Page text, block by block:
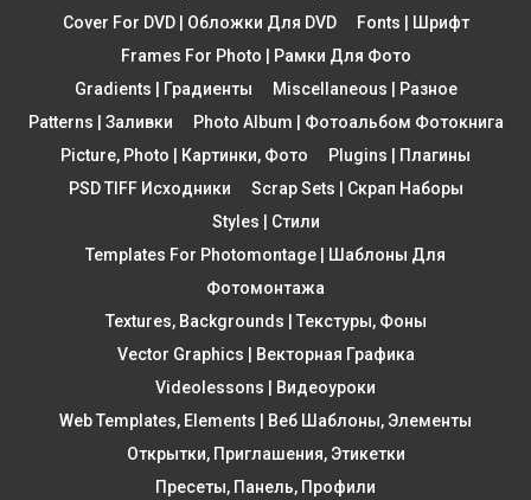
Cover For DVD | Обложки Для DVD
Fonts | Шрифт
Frames For Photo | Рамки Для Фото
Gradients | Градиенты
Miscellaneous | Разное
Patterns | Заливки
Photo Album | Фотоальбом Фотокнига
Picture, Photo | Картинки, Фото
Plugins | Плагины
PSD TIFF Исходники
Scrap Sets | Скрап Наборы
Styles | Стили
Templates For Photomontage | Шаблоны Для
Фотомонтажа
Textures, Backgrounds | Текстуры, Фоны
Vector Graphics | Векторная Графика
Videolessons | Видеоуроки
Web Templates, Elements | Веб Шаблоны, Элементы
Открытки, Приглашения, Этикетки
Пресеты, Панель, Профили